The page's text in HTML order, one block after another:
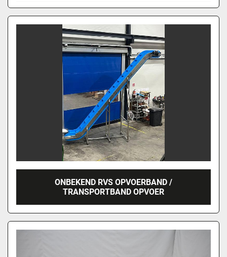
ONBEKEND RVS OPVOERBAND /
TRANSPORTBAND OPVOER